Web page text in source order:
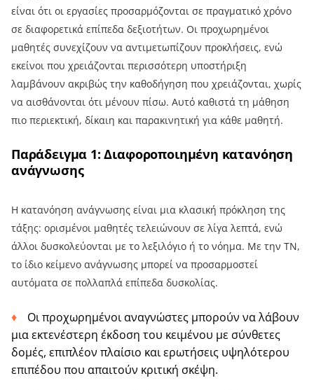
είναι ότι οι εργασίες προσαρμόζονται σε πραγματικό χρόνο
σε διαφορετικά επίπεδα δεξιοτήτων. Οι προχωρημένοι
μαθητές συνεχίζουν να αντιμετωπίζουν προκλήσεις, ενώ
εκείνοι που χρειάζονται περισσότερη υποστήριξη
λαμβάνουν ακριβώς την καθοδήγηση που χρειάζονται, χωρίς
να αισθάνονται ότι μένουν πίσω. Αυτό καθιστά τη μάθηση
πιο περιεκτική, δίκαιη και παρακινητική για κάθε μαθητή.
Παράδειγμα 1: Διαφοροποιημένη κατανόηση
ανάγνωσης
Η κατανόηση ανάγνωσης είναι μια κλασική πρόκληση της
τάξης: ορισμένοι μαθητές τελειώνουν σε λίγα λεπτά, ενώ
άλλοι δυσκολεύονται με το λεξιλόγιο ή το νόημα. Με την ΤΝ,
το ίδιο κείμενο ανάγνωσης μπορεί να προσαρμοστεί
αυτόματα σε πολλαπλά επίπεδα δυσκολίας.
Οι προχωρημένοι αναγνώστες μπορούν να λάβουν
μια εκτενέστερη έκδοση του κειμένου με σύνθετες
δομές, επιπλέον πλαίσιο και ερωτήσεις υψηλότερου
επιπέδου που απαιτούν κριτική σκέψη.